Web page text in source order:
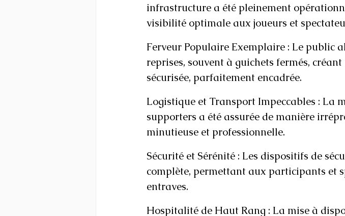
infrastructure a été pleinement
visibilité optimale aux joueurs et
Ferveur Populaire Exemplaire : Le public
reprises, souvent à guichets fermés,
sécurisée, parfaitement encadrée.
Logistique et Transport Impeccables : La
supporters a été assurée de manière
minutieuse et professionnelle.
Sécurité et Sérénité : Les dispositifs de
complète, permettant aux participants et
entraves.
Hospitalité de Haut Rang : La mise à